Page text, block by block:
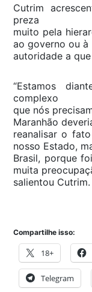
Cutrim
preza
muito pela
ao governo ou à
autoridade a
“Estamos
complexo
que nós
Maranhão
reanalisar o
nosso Estado,
Brasil, porque
muita
salientou Cutrim.
Compartilhe isso:
18+
Telegram